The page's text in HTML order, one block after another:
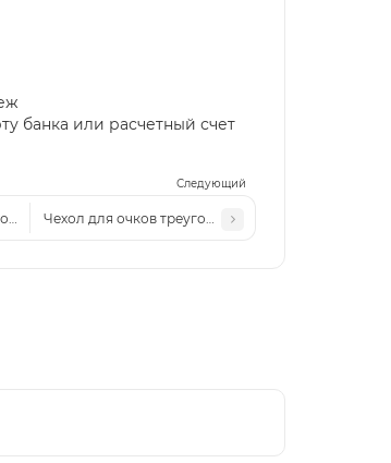
Следующий
Чехол для очков треугольник
банка или расчетный счет